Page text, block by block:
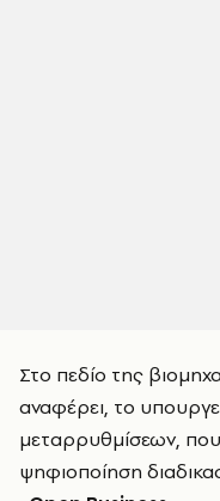
Στο πεδίο της
αναφέρει, το
μεταρρυθμίσεων,
ψηφιοποίηση